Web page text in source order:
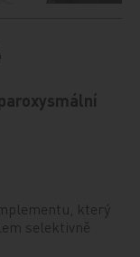
který
selektivně